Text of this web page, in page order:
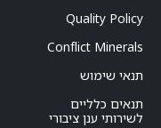
Quality Policy
Conflict Minerals
תנאי שימוש
תנאים כלליים
לשירותי ענן ציבורי